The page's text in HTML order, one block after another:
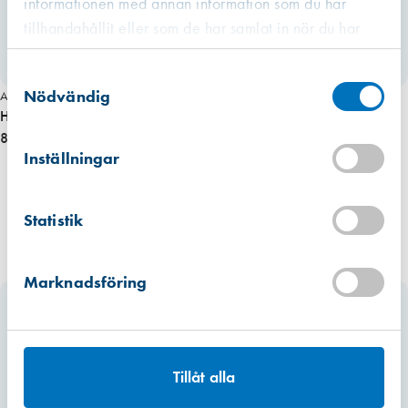
tillhandahållit eller som de har samlat in när du har
använt deras tjänster.
Nödvändig
Inställningar
Statistik
Marknadsföring
Tillåt alla
Art. nr 5372
Hörnskydd alu 25×25 mm silver, självh. 150 cm
820,00 kr
Slut i lager
Förväntad leverans: 2026-07-05
Hitta hit
Hitta hit